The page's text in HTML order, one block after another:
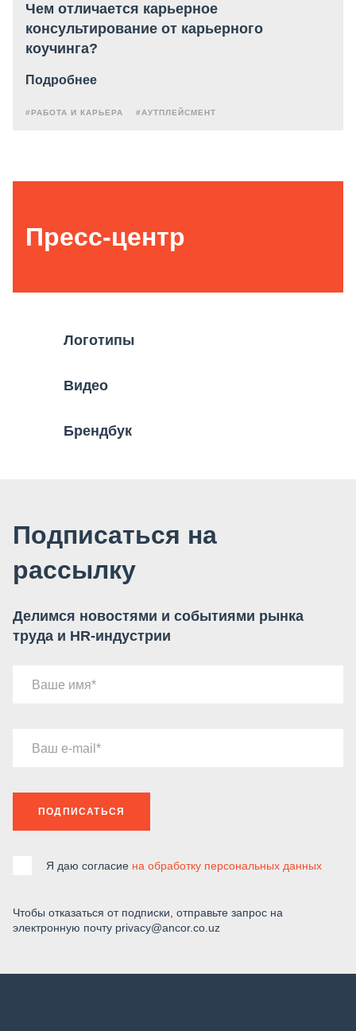
Чем отличается карьерное
консультирование от карьерного
коучинга?
Подробнее
#РАБОТА И КАРЬЕРА #АУТПЛЕЙСМЕНТ
Пресс-центр
Логотипы
Видео
Брендбук
Подписаться на
рассылку
Делимся новостями и событиями рынка
труда и HR-индустрии
Ваше имя
Ваш e-mail
ПОДПИСАТЬСЯ
Я даю согласие на обработку персональных данных
Чтобы отказаться от подписки, отправьте запрос на
электронную почту privacy@ancor.co.uz